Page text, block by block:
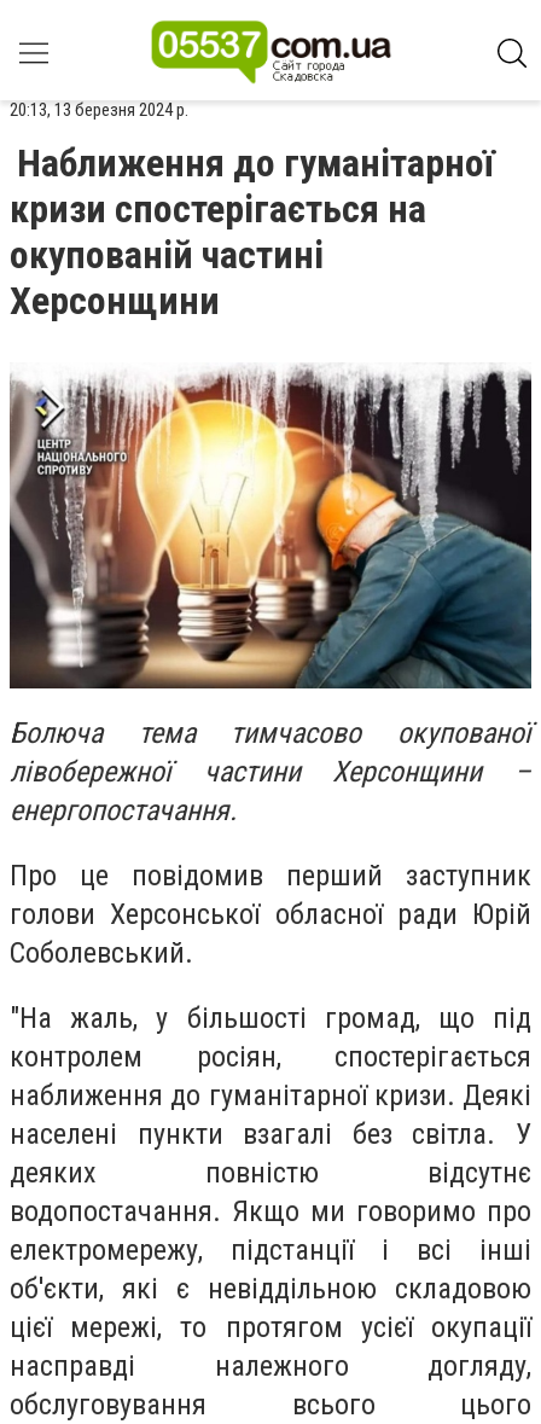
20:13, 13 березня 2024 р.
Наближення до гуманітарної
кризи спостерігається на
окупованій частині
Херсонщини
Болюча тема тимчасово окупованої
лівобережної частини Херсонщини –
енергопостачання.
Про це повідомив перший заступник
голови Херсонської обласної ради Юрій
Соболевський.
"На жаль, у більшості громад, що під
контролем росіян, спостерігається
наближення до гуманітарної кризи. Деякі
населені пункти взагалі без світла. У
деяких повністю відсутнє
водопостачання. Якщо ми говоримо про
електромережу, підстанції і всі інші
об'єкти, які є невіддільною складовою
цієї мережі, то протягом усієї окупації
насправді належного догляду,
обслуговування всього цього